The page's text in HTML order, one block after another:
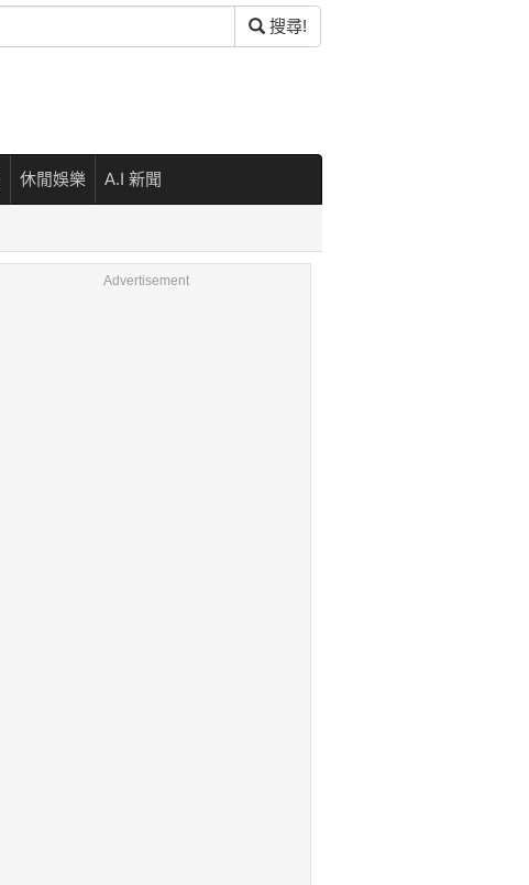
搜尋!
休閒娛樂 A.I 新聞
Advertisement